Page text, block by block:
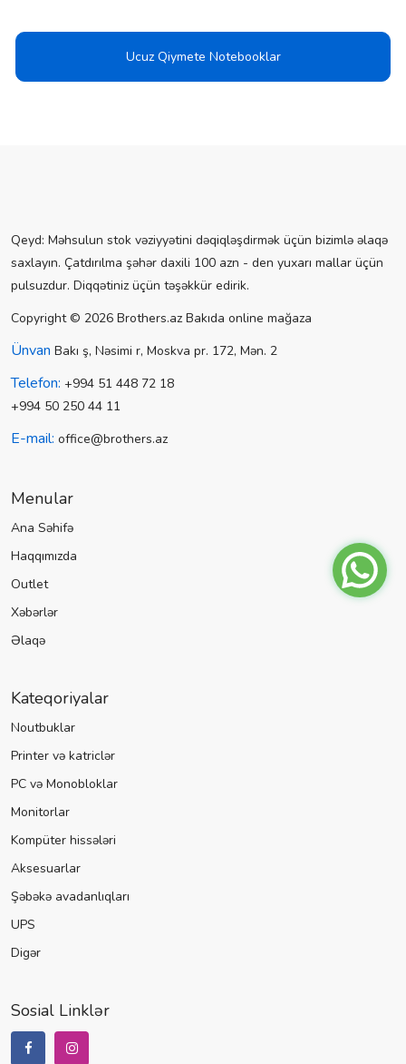
Ucuz Qiymete Notebooklar
Qeyd: Məhsulun stok vəziyyətini dəqiqləşdirmək üçün bizimlə əlaqə
saxlayın. Çatdırılma şəhər daxili 100 azn - den yuxarı mallar üçün
pulsuzdur. Diqqətiniz üçün təşəkkür edirik.
Copyright © 2026 Brothers.az Bakıda online mağaza
Ünvan Bakı ş, Nəsimi r, Moskva pr. 172, Mən. 2
Telefon: +994 51 448 72 18
+994 50 250 44 11
E-mail: office@brothers.az
Menular
Ana Səhifə
Haqqımızda
Outlet
Xəbərlər
Əlaqə
Kateqoriyalar
Noutbuklar
Printer və katriclər
PC və Monobloklar
Monitorlar
Kompüter hissələri
Aksesuarlar
Şəbəkə avadanlıqları
UPS
Digər
Sosial Linklər